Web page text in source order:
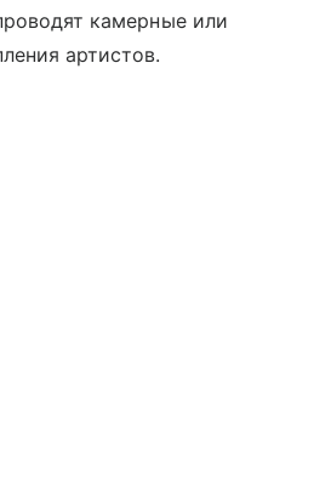
камерные или
артистов.